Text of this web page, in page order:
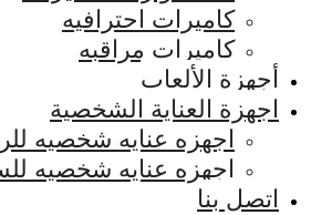
كاميرات احترافيه
كاميرات مراقبه
أجهزة الألعاب
اجهزة العناية الشخصية
اجهزه عنايه شخصيه
اجهزه عنايه شخصيه
اتصل بنا